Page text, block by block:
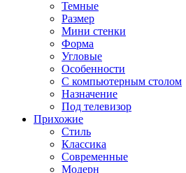
Темные
Размер
Мини стенки
Форма
Угловые
Особенности
С компьютерным столом
Назначение
Под телевизор
Прихожие
Стиль
Классика
Современные
Модерн